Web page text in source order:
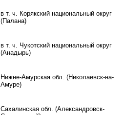
в т. ч. Корякский национальный округ
(Палана)
в т. ч. Чукотский национальный округ
(Анадырь)
Нижне-Амурская обл. (Николаевск-на-
Амуре)
Сахалинская обл. (Александровск-